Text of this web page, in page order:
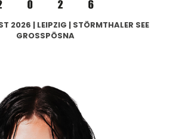
2026 | LEIPZIG | STÖRMTHALER SEE
GROSSPÖSNA